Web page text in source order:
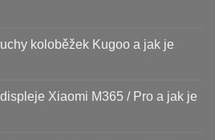
koloběžek Kugoo a jak je
Xiaomi M365 / Pro a jak je